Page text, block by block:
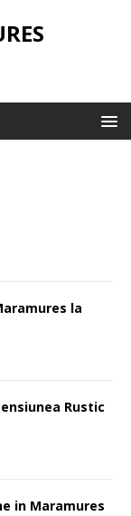
la
Rustic
in Maramures